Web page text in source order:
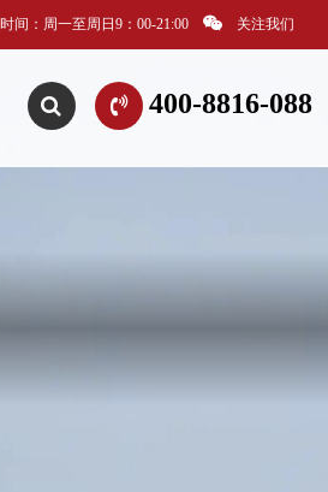
间：周一至周日9：00-21:00 关注我们
400-8816-088